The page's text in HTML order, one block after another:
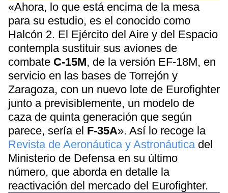
«Ahora, lo que está encima de la mesa
para su estudio, es el conocido como
Halcón 2. El Ejército del Aire y del Espacio
contempla sustituir sus aviones de
combate C-15M, de la versión EF-18M, en
servicio en las bases de Torrejón y
Zaragoza, con un nuevo lote de Eurofighter
junto a previsiblemente, un modelo de
caza de quinta generación que según
parece, sería el F-35A». Así lo recoge la
Revista de Aeronáutica y Astronáuticadel
Ministerio de Defensa en su último
número, que aborda en detalle la
reactivación del mercado del Eurofighter.